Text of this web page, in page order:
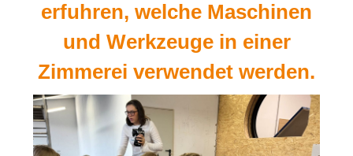
erfuhren, welche Maschinen
und Werkzeuge in einer
Zimmerei verwendet werden.